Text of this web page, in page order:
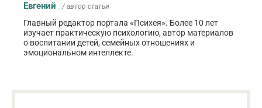
Евгений / автор статьи
Главный редактор портала «Психея». Более 10 лет
изучает практическую психологию, автор материалов
о воспитании детей, семейных отношениях и
эмоциональном интеллекте.